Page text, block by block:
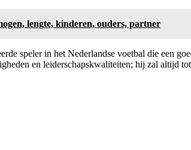
lengte, kinderen, ouders, partner
speler in het Nederlandse voetbal die een
en leiderschapskwaliteiten; hij zal altijd